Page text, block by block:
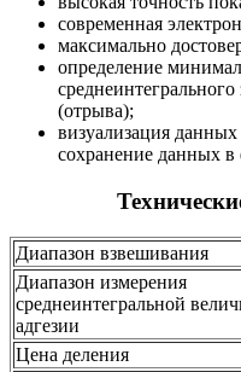
современная
максимально
определение
(отрыва);
визуализация
сохранение данных
Диапазон взвешивания
Диапазон измерения
среднеинтегральной
адгезии
Цена деления